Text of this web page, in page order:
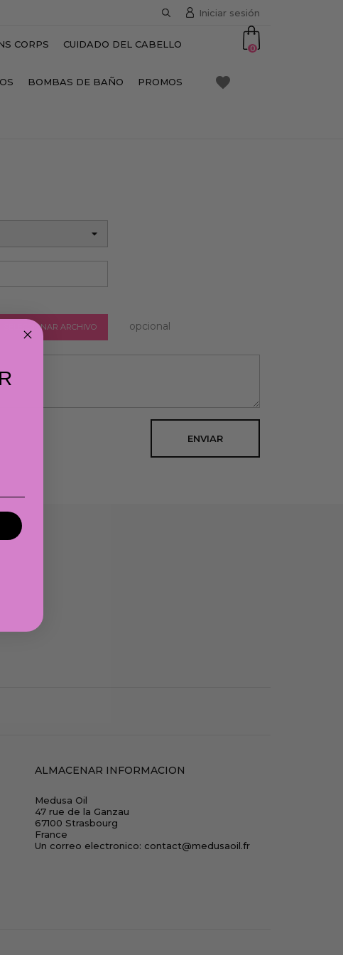
Iniciar sesión
CORPS CUIDADO DEL CABELLO
BOMBAS DE BAÑO PROMOS favorite
0
SELECCIONAR ARCHIVO opcional
ALMACENAR INFORMACION
Medusa Oil
47 rue de la Ganzau
67100 Strasbourg
France
Un correo electronico: contact@medusaoil.fr